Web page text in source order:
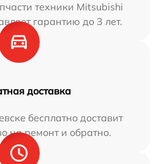
техники Mitsubishi
гарантию до 3 лет.
доставка
бесплатно доставит
на ремонт и обратно.